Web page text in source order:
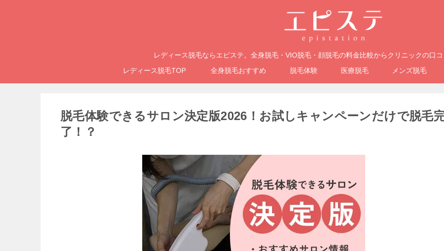
レディース脱毛ならエピステ。全身脱毛・VIO脱毛・顔脱毛の料金比較からクリニックの口
レディース脱毛TOP
全身脱毛おすすめ 脱毛体験 医療脱毛 メンズ脱毛
脱毛体験できるサロン決定版2026！お試しキャンペーンだけで脱毛
了！？